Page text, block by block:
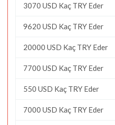
3070 USD Kaç TRY Eder
9620 USD Kaç TRY Eder
20000 USD Kaç TRY Eder
7700 USD Kaç TRY Eder
550 USD Kaç TRY Eder
7000 USD Kaç TRY Eder